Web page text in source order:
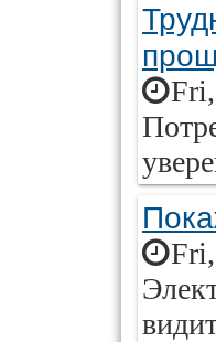
Fri,
Fri,